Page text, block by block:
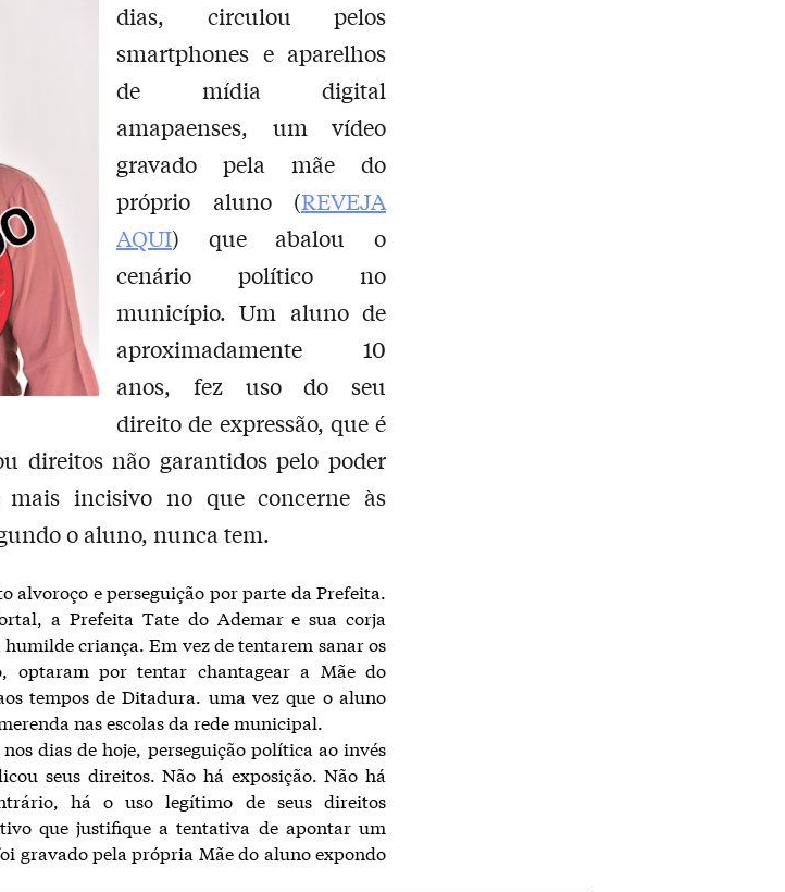
dias, circulou pelos
smartphones e aparelhos
de mídia digital
amapaenses, um vídeo
gravado pela mãe do
próprio aluno (REVEJA
AQUI) que abalou o
cenário político no
município. Um aluno de
aproximadamente 10
anos, fez uso do seu
direito de expressão, que é
direitos não garantidos pelo poder
incisivo no que concerne às
o aluno, nunca tem.
alvoroço e perseguição por parte da Prefeita.
a Prefeita Tate do Ademar e sua corja
criança. Em vez de tentarem sanar os
optaram por tentar chantagear a Mãe do
tempos de Ditadura. uma vez que o aluno
nas escolas da rede municipal.
dias de hoje, perseguição política ao invés
seus direitos. Não há exposição. Não há
há o uso legítimo de seus direitos
que justifique a tentativa de apontar um
gravado pela própria Mãe do aluno expondo